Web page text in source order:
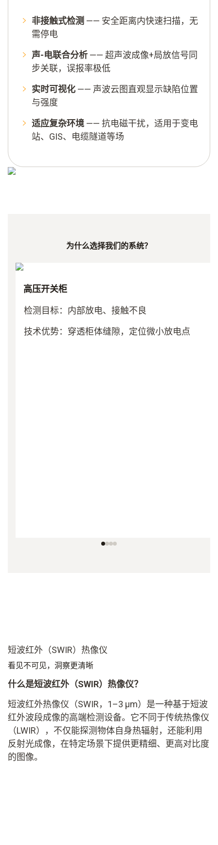
非接触式检测 —— 安全距离内快速扫描，无
需停电
声-电联合分析 —— 超声波成像+局放信号同
步关联，误报率极低
实时可视化 —— 声波云图直观显示缺陷位置
与强度
适应复杂环境 —— 抗电磁干扰，适用于变电
站、 GIS、电缆隧道等场
为什么选择我们的系统？
高压开关柜
检测目标：内部放电、接触不良
技术优势：穿透柜体缝隙，定位微小放电点
短波红外（SWIR）热像仪
看见不可见，洞察更清晰
什么是短波红外（SWIR）热像仪？
短波红外热像仪（SWIR， 1–3 μm）是一种基于短波
红外波段成像的高端检测设备。它不同于传统热像仪
（LWIR），不仅能探测物体自身热辐射，还能利用
反射光成像，在特定场景下提供更精细、更高对比度
的图像。